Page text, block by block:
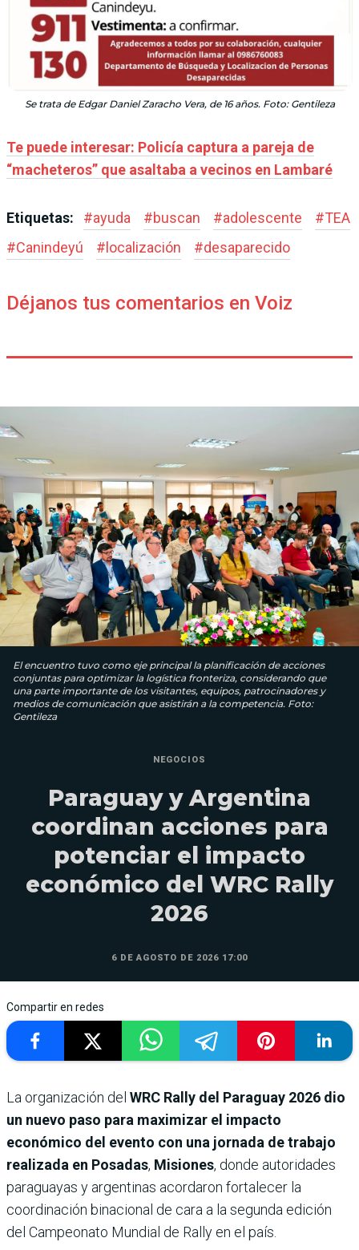
Se trata de Edgar Daniel Zaracho Vera, de 16 años. Foto: Gentileza
Te puede interesar: Policía captura a pareja de
“macheteros” que asaltaba a vecinos en Lambaré
Etiquetas: #ayuda #buscan #adolescente #TEA
#Canindeyú # localización #desaparecido
Déjanos tus comentarios en Voiz
El encuentro tuvo como eje principal la planificación de acciones
conjuntas para optimizar la logística fronteriza, considerando que
una parte importante de los visitantes, equipos, patrocinadores y
medios de comunicación que asistirán a la competencia. Foto:
Gentileza
NEGOCIOS
Paraguay y Argentina
coordinan acciones para
potenciar el impacto
económico del WRC Rally
2026
6 DE AGOSTO DE 2026 17:00
Compartir en redes
La organización del WRC Rally del Paraguay 2026 dio
un nuevo paso para maximizar el impacto
económico del evento con una jornada de trabajo
realizada en Posadas, Misiones, donde autoridades
paraguayas y argentinas acordaron fortalecer la
coordinación binacional de cara a la segunda edición
del Campeonato Mundial de Rally en el país.